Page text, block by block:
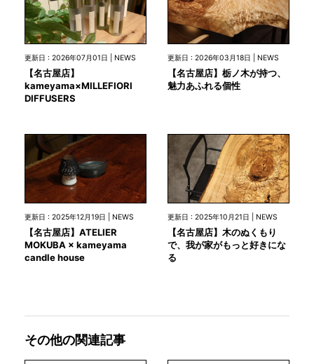
更新日 : 2026年07月01日 | NEWS
【名古屋店】
kameyama×MILLEFIORI
DIFFUSERS
更新日 : 2026年03月18日 | NEWS
【名古屋店】栃ノ木が持つ、
魅力あふれる個性
更新日 : 2025年12月19日 | NEWS
【名古屋店】ATELIER
MOKUBA × kameyama
candle house
更新日 : 2025年10月21日 | NEWS
【名古屋店】木のぬくもり
で、我が家がもっと好きにな
る
その他の関連記事